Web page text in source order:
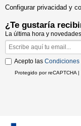
Configurar privacidad y
¿Te gustaría
La última hora y
Acepto las Condiciones
Protegido por reCAPTCHA |